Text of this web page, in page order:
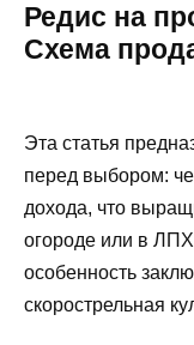
Редис на
Схема
Эта статья
перед выбором:
дохода, что
огороде или в
особенность
скорострельная